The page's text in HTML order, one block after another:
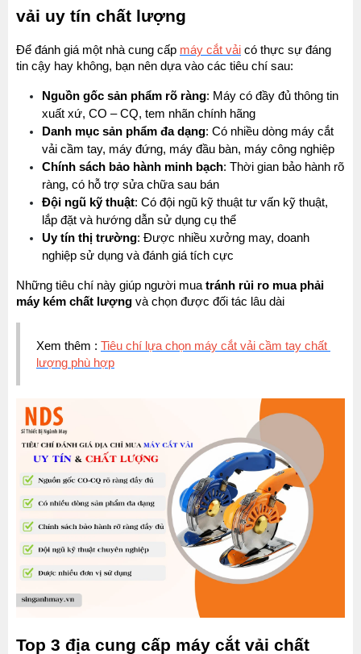
vải uy tín chất lượng
Để đánh giá một nhà cung cấp máy cắt vải có thực sự đáng
tin cậy hay không, bạn nên dựa vào các tiêu chí sau:
Nguồn gốc sản phẩm rõ ràng: Máy có đầy đủ thông tin
xuất xứ, CO – CQ, tem nhãn chính hãng
Danh mục sản phẩm đa dạng: Có nhiều dòng máy cắt
vải cầm tay, máy đứng, máy đầu bàn, máy công nghiệp
Chính sách bảo hành minh bạch: Thời gian bảo hành rõ
ràng, có hỗ trợ sửa chữa sau bán
Đội ngũ kỹ thuật: Có đội ngũ kỹ thuật tư vấn kỹ thuật,
lắp đặt và hướng dẫn sử dụng cụ thể
Uy tín thị trường: Được nhiều xưởng may, doanh
nghiệp sử dụng và đánh giá tích cực
Những tiêu chí này giúp người mua tránh rủi ro mua phải
máy kém chất lượng và chọn được đối tác lâu dài
Xem thêm : Tiêu chí lựa chọn máy cắt vải cầm tay chất
lượng phù hợp
Top 3 địa cung cấp máy cắt vải chất